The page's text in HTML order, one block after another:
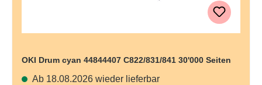
OKI Drum cyan 44844407 C822/831/841 30'000 Seiten
Ab 18.08.2026 wieder lieferbar